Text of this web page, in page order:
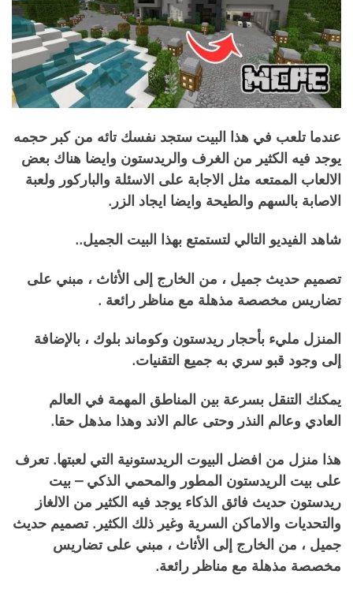
عندما تلعب في هذا البيت ستجد نفسك تائه من كبر حجمه
يوجد فيه الكثير من الغرف والريدستون وايضا هناك بعض
الالعاب الممتعه مثل الاجابة على الاسئلة والباركور ولعبة
الاصابة بالسهم والطيحة وايضا ايجاد الزر.
شاهد الفيديو التالي لتستمتع بهذا البيت الجميل..
تصميم حديث جميل ، من الخارج إلى الأثاث ، مبني على
تضاريس مخصصة مذهلة مع مناظر رائعة .
المنزل مليء بأحجار ريدستون وكوماند بلوك ، بالإضافة
إلى وجود قبو سري به جميع التقنيات.
يمكنك التنقل بسرعة بين المناطق المهمة في العالم
العادي وعالم النذر وحتى عالم الاند وهذا مذهل حقا.
هذا منزل من افضل البيوت الريدستونية التي لعبتها. تعرف
على بيت الريدستون المطور والمحمي الذكي – بيت
ريدستون حديث فائق الذكاء يوجد فيه الكثير من الالغاز
والتحديات والاماكن السرية وغير ذلك الكثير. تصميم حديث
جميل ، من الخارج إلى الأثاث ، مبني على تضاريس
مخصصة مذهلة مع مناظر رائعة.